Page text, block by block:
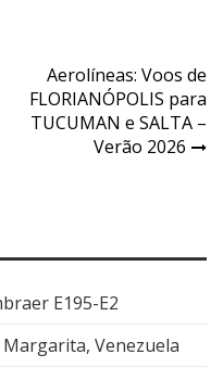
Aerolíneas: Voos de
FLORIANÓPOLIS para
TUCUMAN e SALTA –
Verão 2026
E195-E2
Venezuela